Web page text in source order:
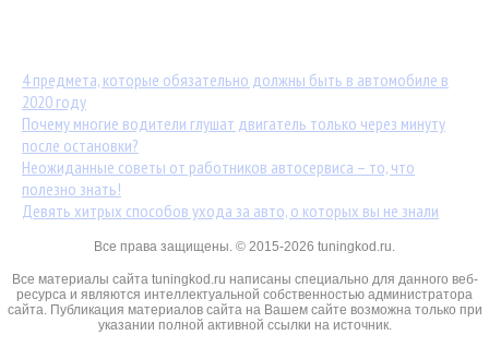
4 предмета, которые обязательно должны быть в автомобиле в
2020 году
Почему многие водители глушат двигатель только через минуту
после остановки?
Неожиданные советы от работников автосервиса – то, что
полезно знать!
Девять хитрых способов ухода за авто, о которых вы не знали
Все права защищены. © 2015-2026 tuningkod.ru.
Все материалы сайта tuningkod.ru написаны специально для данного веб-
ресурса и являются интеллектуальной собственностью администратора
сайта. Публикация материалов сайта на Вашем сайте возможна только при
указании полной активной ссылки на источник.